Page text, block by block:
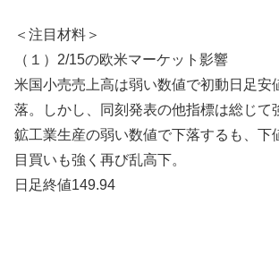
＜注目材料＞
（１）2/15の欧米マーケット影響
米国小売売上高は弱い数値で初動日足安
落。しかし、同刻発表の他指標は総じて
鉱工業生産の弱い数値で下落するも、下
目買いも強く再び乱高下。
日足終値149.94